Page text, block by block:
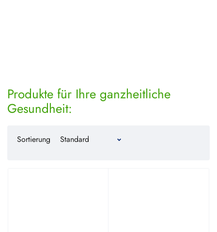
Produkte für Ihre ganzheitliche
Gesundheit:
Sortierung